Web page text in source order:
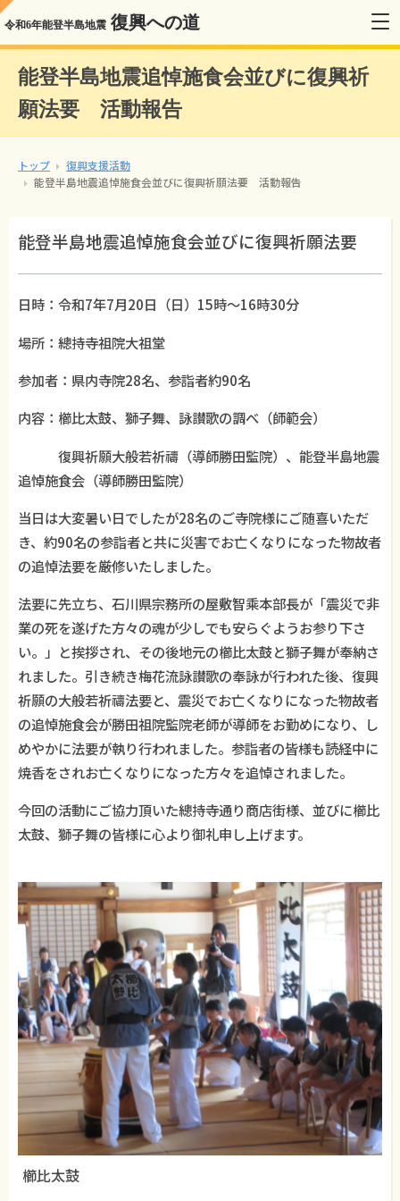
令和6年能登半島地震 復興への道
能登半島地震追悼施食会並びに復興祈
願法要 活動報告
トップ
復興支援活動
能登半島地震追悼施食会並びに復興祈願法要 活動報告
能登半島地震追悼施食会並びに復興祈願法要
日時：令和7年7月20日（日）15時～16時30分
場所：總持寺祖院大祖堂
参加者：県内寺院28名、参詣者約90名
内容：櫛比太鼓、獅子舞、詠讃歌の調べ（師範会）
復興祈願大般若祈禱（導師勝田監院）、能登半島地震
追悼施食会（導師勝田監院）
当日は大変暑い日でしたが28名のご寺院様にご随喜いただ
き、約90名の参詣者と共に災害でお亡くなりになった物故者
の追悼法要を厳修いたしました。
法要に先立ち、石川県宗務所の屋敷智乘本部長が「震災で非
業の死を遂げた方々の魂が少しでも安らぐようお参り下さ
い。」と挨拶され、その後地元の櫛比太鼓と獅子舞が奉納さ
れました。引き続き梅花流詠讃歌の奉詠が行われた後、復興
祈願の大般若祈禱法要と、震災でお亡くなりになった物故者
の追悼施食会が勝田祖院監院老師が導師をお勤めになり、し
めやかに法要が執り行われました。参詣者の皆様も読経中に
焼香をされお亡くなりになった方々を追悼されました。
今回の活動にご協力頂いた總持寺通り商店街様、並びに櫛比
太鼓、獅子舞の皆様に心より御礼申し上げます。
櫛比太鼓